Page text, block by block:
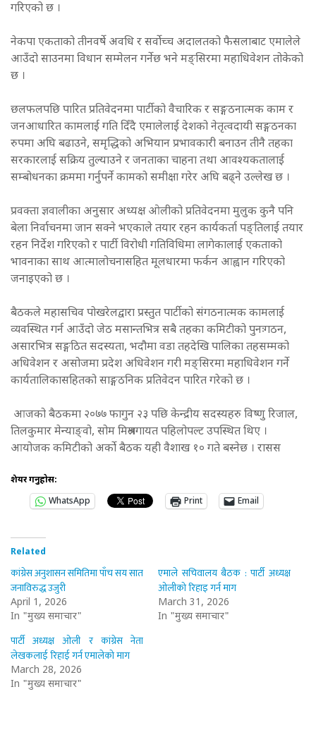
गरिएको छ ।
नेकपा एकताको तीनवर्षे अवधि र सर्वोच्च अदालतको फैसलाबाट एमालेले
आउँदो साउनमा विधान सम्मेलन गर्नेछ भने मङ्सिरमा महाधिवेशन तोकेको
छ ।
छलफलपछि पारित प्रतिवेदनमा पार्टीको वैचारिक र सङ्गठनात्मक काम र
जनआधारित कामलाई गति दिँदै एमालेलाई देशको नेतृत्वदायी सङ्गठनका
रुपमा अघि बढाउने, समृद्धिको अभियान प्रभावकारी बनाउन तीनै तहका
सरकारलाई सक्रिय तुल्याउने र जनताका चाहना तथा आवश्यकतालाई
सम्बोधनका क्रममा गर्नुपर्ने कामको समीक्षा गरेर अघि बढ्ने उल्लेख छ ।
प्रवक्ता ज्ञवालीका अनुसार अध्यक्ष ओलीको प्रतिवेदनमा मुलुक कुनै पनि
बेला निर्वाचनमा जान सक्ने भएकाले तयार रहन कार्यकर्ता पङ्तिलाई तयार
रहन निर्देश गरिएको र पार्टी विरोधी गतिविधिमा लागेकालाई एकताको
भावनाका साथ आत्मालोचनासहित मूलधारमा फर्कन आह्वान गरिएको
जनाइएको छ ।
बैठकले महासचिव पोखरेलद्वारा प्रस्तुत पार्टीको संगठनात्मक कामलाई
व्यवस्थित गर्न आउँदो जेठ मसान्तभित्र सबै तहका कमिटीको पुनःगठन,
असारभित्र सङ्गठित सदस्यता, भदौमा वडा तहदेखि पालिका तहसम्मको
अधिवेशन र असोजमा प्रदेश अधिवेशन गरी मङ्सिरमा महाधिवेशन गर्ने
कार्यतालिकासहितको साङ्गठनिक प्रतिवेदन पारित गरेको छ ।
आजको बैठकमा २०७७ फागुन २३ पछि केन्द्रीय सदस्यहरु विष्णु रिजाल,
तिलकुमार मेन्याङ्वो, सोम मिश्रलगायत पहिलोपल्ट उपस्थित थिए ।
आयोजक कमिटीको अर्को बैठक यही वैशाख १० गते बस्नेछ । रासस
शेयर गर्नुहोस:
WhatsApp
Print Email
Related
कांग्रेस अनुशासन समितिमा पाँच सय सात
जनाविरुद्ध उजुरी
April 1, 2026
In "मुख्य समाचार"
एमाले सचिवालय बैठक : पार्टी अध्यक्ष
ओलीको रिहाइ गर्न माग
March 31, 2026
In "मुख्य समाचार"
पार्टी अध्यक्ष ओली र कांग्रेस नेता
लेखकलाई रिहाई गर्न एमालेको माग
March 28, 2026
In "मुख्य समाचार"